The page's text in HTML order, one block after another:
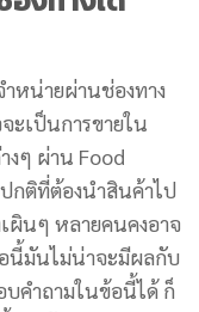
หน่ายผ่านช่องทาง
ะเป็นการขายใน
งๆ ผ่าน Food
กติที่ต้องนำสินค้าไป
ผินๆ หลายคนคงอาจ
นี้มันไม่น่าจะมีผลกับ
คำถามในข้อนี้ได้ ก็